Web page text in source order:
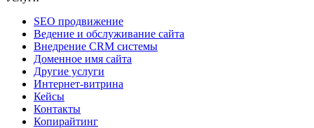
SEO продвижение
Ведение и обслуживание сайта
Внедрение CRM системы
Доменное имя сайта
Другие услуги
Интернет-витрина
Кейсы
Контакты
Копирайтинг